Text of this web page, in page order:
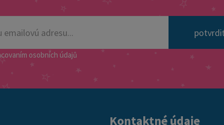
osobních údajů
Kontaktné údaje